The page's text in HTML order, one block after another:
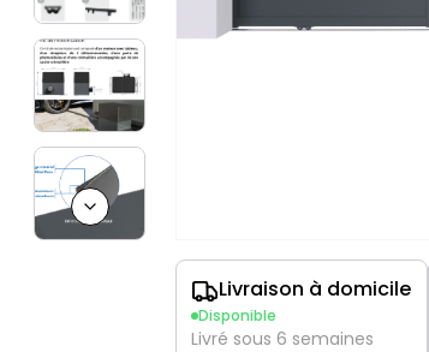
Next slide Livraison à domicile
Disponible
Livré sous 6 semaines